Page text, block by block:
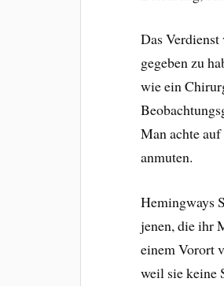
Das
gegeben zu
wie ein
Man achte
anmuten.
Hemingways
jenen, die ihr
einem Vorort
weil sie keine